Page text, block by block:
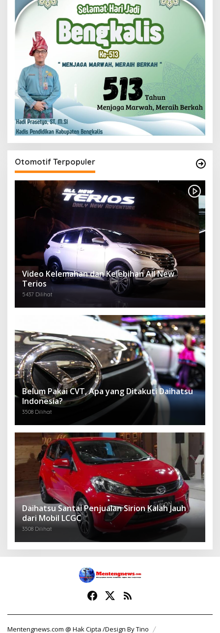
Otomotif Terpopuler
Video Kelemahan dan Kelebihan All New
Terios
5437 Dilihat
Belum Pakai CVT, Apa yang Ditakuti Daihatsu
Indonesia?
3508 Dilihat
Daihatsu Santai Penjualan Sirion Kalah Jauh
dari Mobil LCGC
3508 Dilihat
Mentengnews.com @ Hak Cipta /Design By Tino